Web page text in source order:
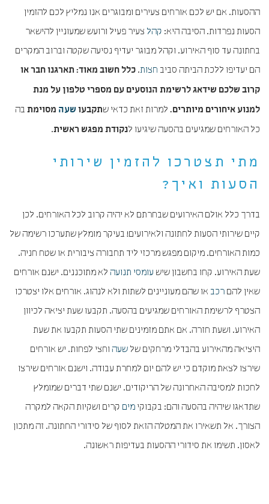
ההסעות. אם יש לכם אורחים צעירים ומבוגרים אנו נמליץ לכם להזמין
הסעות נפרדות. הסיבה היא: קהל צעיר פעיל ורועש שמעוניין להישאר
בחתונה עד סוף האירוע. וקהל מבוגר יעדיף נסיעה שקטה וברוב המקרים
הם יעדיפו ללכת הביתה סביב חצות. כלל חשוב מאוד: תארגנו חבר או
קרוב שלכם שידאג לרשימת הנוסעים עם מספרי טלפון על מנת
למנוע איחורים מיותרים. למרות זאת כדאי שתקבעו שעה מסוימת בה
כל האורחים שמגיעים בהסעה שיגיעו לנקודת מפגש ראשית.
מתי תצטרכו להזמין שירותי
הסעות ואיך?
בדרך כלל אולם האירועים שבחרתם לא יהיה קרוב לכל האורחים. לכן
קיים שירותי הסעות לחתונה ולאירועים! בעיקר מומלץ שתערכו רשימה של
כמות האורחים. מיקום מפגש מרכזי ליד תחבורה ציבורית או שטח חניה.
שעת האירוע. קחו בחשבון שיש עומסי תנועה לא מתוכננים. ישנם אורחים
שאין להם רכב או שהם מעוניינים לשתות ולא לנהוג. אורחים אלו יצטרכו
הצטרף לרשימת האורחים שמגיעים בהסעה. תקבעו שעת יציאה לכיוון
האירוע. ושעת חזרה. אם אתם מזמינים שתי הסעות תקבעו את שעת
היציאה מהאירוע בהבדלי מרחקים של שעה וחצי לפחות. יש אורחים
שירצו לצאת מוקדם כי יש להם יום למחרת עבודה. וישנם אורחים שירצו
לחכות למסיבה האחרונה של הריקודים. ישנם שתי דברים שמומלץ
שתדאגו שיהיה בהסעה והם: בקבוקי מים קרים ושקיות הקאה למקרה
הצורך. אל תשאירו את המטלה הזאת לסוף של סידורי החתונה. זה מתכון
לאסון. תשימו את סידורי ההסעות בעדיפות ראשונה.